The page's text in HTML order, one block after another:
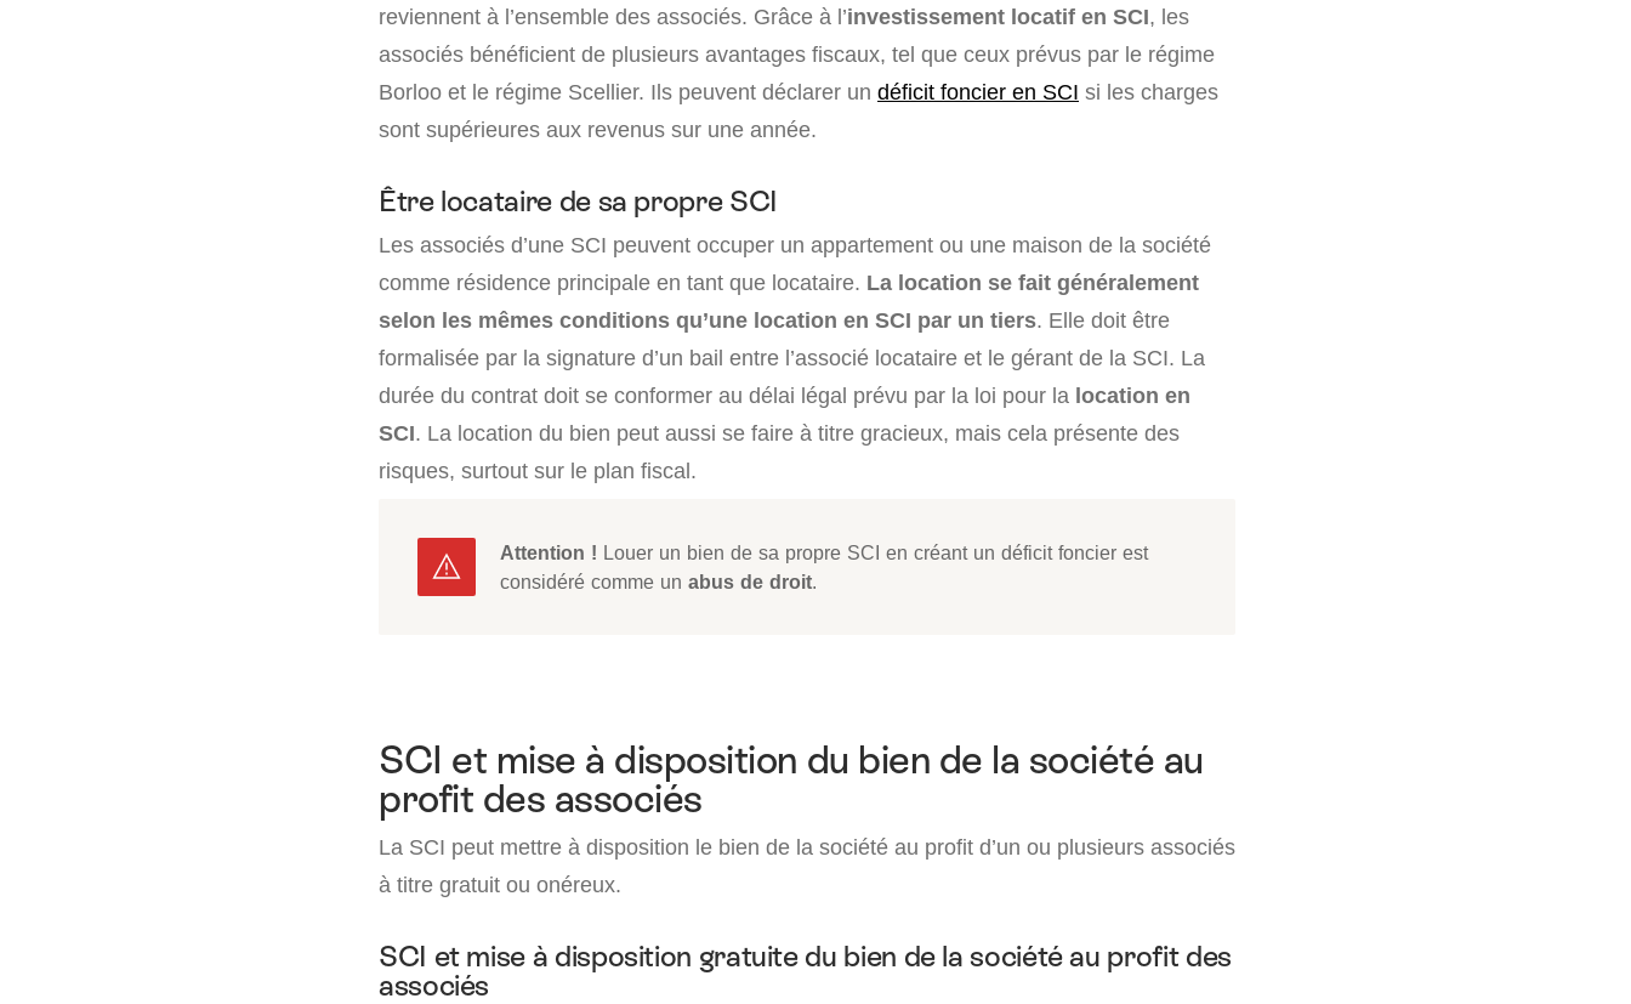
reviennent à l’ensemble des associés. Grâce à l’investissement locatif en SCI, les
associés bénéficient de plusieurs avantages fiscaux, tel que ceux prévus par le régime
Borloo et le régime Scellier. Ils peuvent déclarer un déficit foncier en SCI si les charges
sont supérieures aux revenus sur une année.
Être locataire de sa propre SCI
Les associés d’une SCI peuvent occuper un appartement ou une maison de la société
comme résidence principale en tant que locataire. La location se fait généralement
selon les mêmes conditions qu’une location en SCI par un tiers. Elle doit être
formalisée par la signature d’un bail entre l’associé locataire et le gérant de la SCI. La
durée du contrat doit se conformer au délai légal prévu par la loi pour la location en
SCI. La location du bien peut aussi se faire à titre gracieux, mais cela présente des
risques, surtout sur le plan fiscal.
Attention ! Louer un bien de sa propre SCI en créant un déficit foncier est
considéré comme un abus de droit.
SCI et mise à disposition du bien de la société au
profit des associés
La SCI peut mettre à disposition le bien de la société au profit d’un ou plusieurs associés
à titre gratuit ou onéreux.
SCI et mise à disposition gratuite du bien de la société au profit des
associés